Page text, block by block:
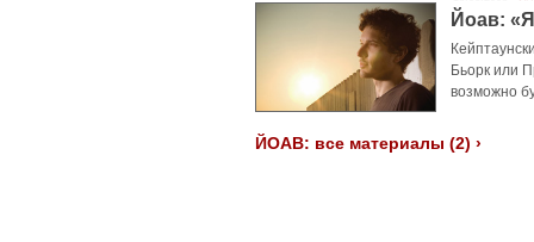
Йоав:
Бьорк или
возможно
ЙОАВ: все материалы (2) ›